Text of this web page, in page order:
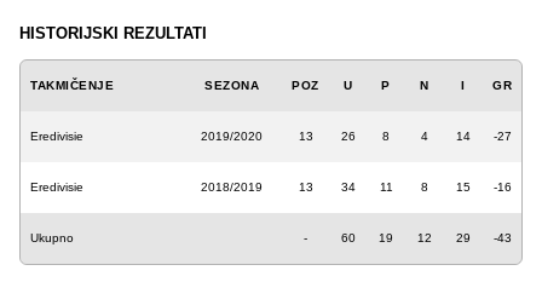
HISTORIJSKI REZULTATI
TAKMIČENJE SEZONA POZ U P N I GR
Eredivisie 2019/2020 13 26 8 4 14 -27
Eredivisie 2018/2019 13 34 11 8 15 -16
Ukupno - 60 19 12 29 -43